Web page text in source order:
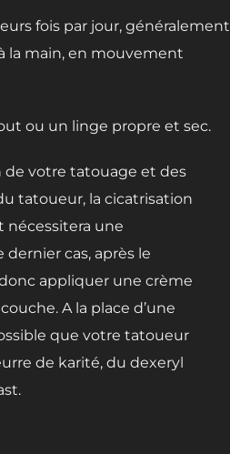
fois par jour, généralement
la main, en mouvement
ou un linge propre et sec.
de votre tatouage et des
tatoueur, la cicatrisation
nécessitera une
dernier cas, après le
appliquer une crème
A la place d’une
que votre tatoueur
de karité, du dexeryl